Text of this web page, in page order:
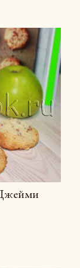
Джейми